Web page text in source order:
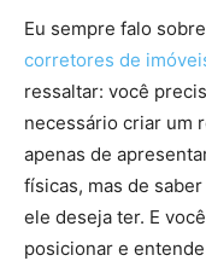
Eu sempre falo
corretores de
ressaltar: você
necessário criar um
apenas de
físicas, mas de
ele deseja ter. E
posicionar e